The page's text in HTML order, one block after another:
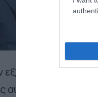
της
αυξανόμενος με